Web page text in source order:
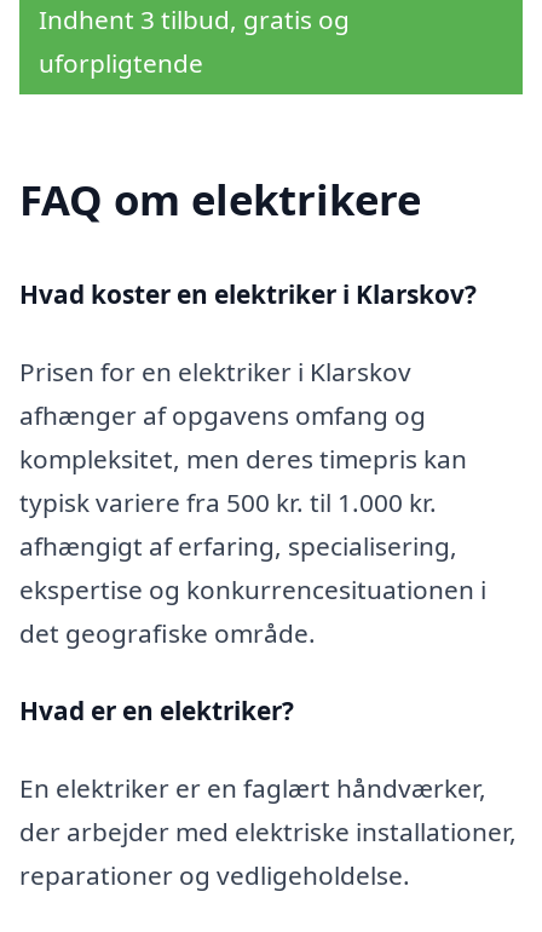
Indhent 3 tilbud, gratis og
uforpligtende
FAQ om elektrikere
Hvad koster en elektriker i Klarskov?
Prisen for en elektriker i Klarskov
afhænger af opgavens omfang og
kompleksitet, men deres timepris kan
typisk variere fra 500 kr. til 1.000 kr.
afhængigt af erfaring, specialisering,
ekspertise og konkurrencesituationen i
det geografiske område.
Hvad er en elektriker?
En elektriker er en faglært håndværker,
der arbejder med elektriske installationer,
reparationer og vedligeholdelse.